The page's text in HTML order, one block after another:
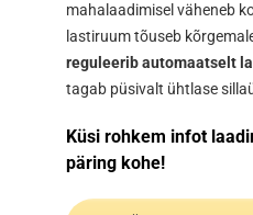
mahalaadimisel väheneb
lastiruum tõuseb
reguleerib automaatselt
tagab püsivalt ühtlase
Küsi rohkem infot
päring kohe!